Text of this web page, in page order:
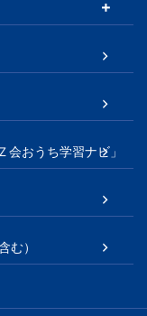
おうち学習ナビ」
む）